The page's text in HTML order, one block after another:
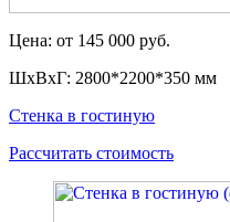
Цена: от 145 000 руб.
ШxВxГ: 2800*2200*350 мм
Стенка в гостиную
Рассчитать стоимость